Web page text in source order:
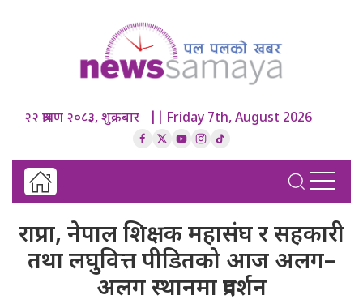
२२ श्रावण २०८३, शुक्रबार || Friday 7th, August 2026
राप्रपा, नेपाल शिक्षक महासंघ र सहकारी
तथा लघुवित्त पीडितको आज अलग–
अलग स्थानमा प्रदर्शन